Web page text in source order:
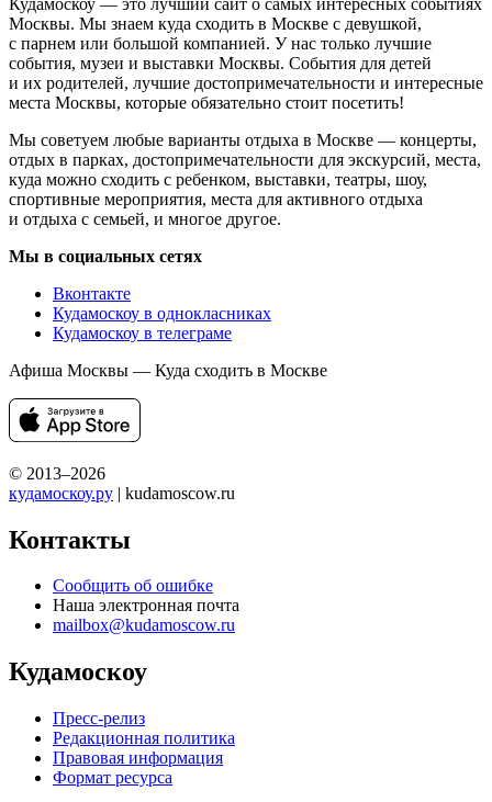
Москвы. Мы знаем куда сходить в Москве с девушкой,
с парнем или большой компанией. У нас только лучшие
события, музеи и выставки Москвы. События для детей
и их родителей, лучшие достопримечательности и интересные
места Москвы, которые обязательно стоит посетить!
Мы советуем любые варианты отдыха в Москве — концерты,
отдых в парках, достопримечательности для экскурсий, места,
куда можно сходить с ребенком, выставки, театры, шоу,
спортивные мероприятия, места для активного отдыха
и отдыха с семьей, и многое другое.
Мы в социальных сетях
Вконтакте
Кудамоскоу в однокласниках
Кудамоскоу в телеграме
Афиша Москвы — Куда сходить в Москве
© 2013–2026
кудамоскоу.ру | kudamoscow.ru
Контакты
Сообщить об ошибке
Наша электронная почта
mailbox@kudamoscow.ru
Кудамоскоу
Пресс-релиз
Редакционная политика
Правовая информация
Формат ресурса